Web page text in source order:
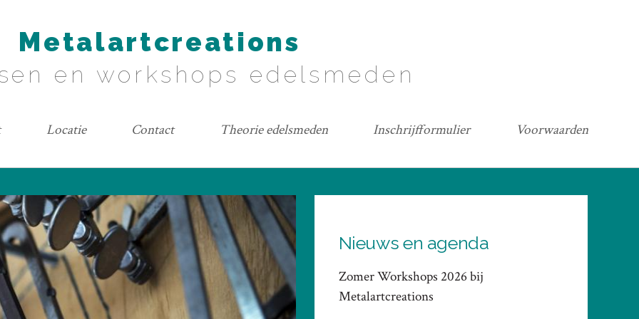
Metalartcreations
en workshops edelsmeden
Locatie Contact Theorie edelsmeden Inschrijfformulier Voorwaarden
Nieuws en agenda
Zomer Workshops 2026 bij
Metalartcreations